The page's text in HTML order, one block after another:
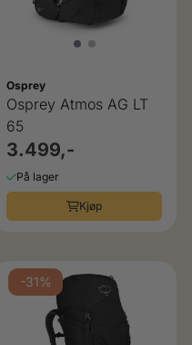
Osprey
Osprey Atmos AG LT
65
3.499,-
På lager
Kjøp
-31%